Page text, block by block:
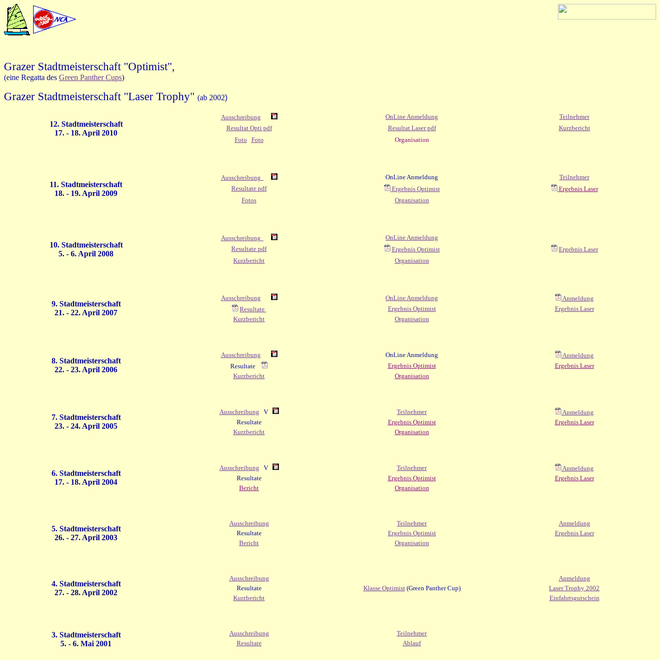
Grazer Stadtmeisterschaft "Optimist",
(eine Regatta des Green Panther Cups)
Grazer Stadtmeisterschaft "Laser Trophy" (ab 2002)
12. Stadtmeisterschaft
17. - 18. April 2010
Ausschreibung OnLine Anmeldung
Teilnehmer
Resultat Opti pdf
Resultat Laser pdf
Kurzbericht
Foto
Foto Organisation
11. Stadtmeisterschaft
18. - 19. April 2009
Ausschreibung OnLine Anmeldung
Teilnehmer
Resultate pdf
Ergebnis Optimist
Ergebnis Laser
Fotos
Organisation
10. Stadtmeisterschaft
5. - 6. April 2008
Ausschreibung
OnLine Anmeldung
Resultate pdf
Ergebnis Optimist
Ergebnis Laser
Kurzbericht
Organisation
9. Stadtmeisterschaft
21. - 22. April 2007
Ausschreibung OnLine Anmeldung
Anmeldung
Resultate
Ergebnis Optimist
Ergebnis Laser
Kurzbericht
Organisation
8. Stadtmeisterschaft
22. - 23. April 2006
Ausschreibung OnLine Anmeldung
Anmeldung
Resultate
Ergebnis Optimist
Ergebnis Laser
Kurzbericht
Organisation
7. Stadtmeisterschaft
23. - 24. April 2005
Ausschreibung V Teilnehmer
Anmeldung
Resultate
Ergebnis Optimist
Ergebnis Laser
Kurzbericht
Organisation
6. Stadtmeisterschaft
17. - 18. April 2004
Ausschreibung V Teilnehmer
Anmeldung
Resultate
Ergebnis Optimist
Ergebnis Laser
Bericht
Organisation
5. Stadtmeisterschaft
26. - 27. April 2003
Ausschreibung Teilnehmer
Anmeldung
Resultate
Ergebnis Optimist
Ergebnis Laser
Bericht
Organisation
4. Stadtmeisterschaft
27. - 28. April 2002
Ausschreibung
Anmeldung
Resultate
Klasse Optimist(Green Panther Cup)
Laser Trophy 2002
Kurzbericht
Einfahrtsgutschein
3. Stadtmeisterschaft
5. - 6. Mai 2001
Ausschreibung
Teilnehmer
Resultate
Ablauf